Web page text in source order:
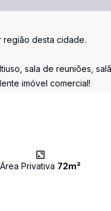
região desta cidade.
sala de reuniões,
imóvel comercial!
Área Privativa 72m²